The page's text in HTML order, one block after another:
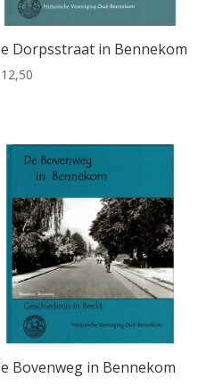
Dorpsstraat in Bennekom
Bovenweg in Bennekom